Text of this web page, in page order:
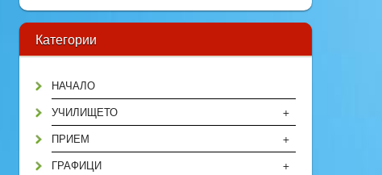
Категории
НАЧАЛО
+
УЧИЛИЩЕТО
+
ПРИЕМ
+
ГРАФИЦИ